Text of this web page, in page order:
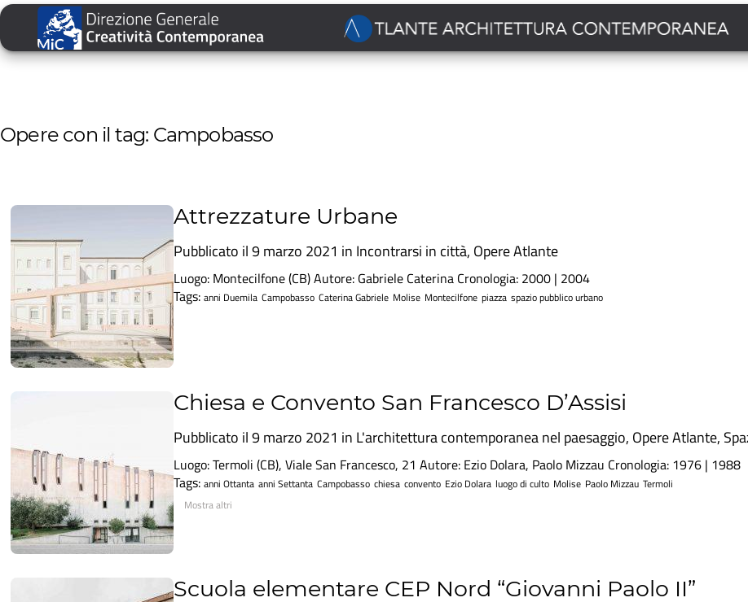
Opere con il tag: Campobasso
Attrezzature Urbane
Pubblicato il 9 marzo 2021 in Incontrarsi in città, Opere Atlante
Luogo: Montecilfone (CB) Autore: Gabriele Caterina Cronologia: 2000 | 2004
Tags: anni Duemila Campobasso Caterina Gabriele Molise Montecilfone piazza spazio pubblico urbano
Chiesa e Convento San Francesco D’Assisi
Pubblicato il 9 marzo 2021 in L'architettura contemporanea nel paesaggio, Opere Atlante,
Luogo: Termoli (CB), Viale San Francesco, 21 Autore: Ezio Dolara, Paolo Mizzau Cronologia: 1976 | 1988
Tags: anni Ottanta anni Settanta Campobasso chiesa convento Ezio Dolara luogo di culto Molise Paolo Mizzau Termoli
Mostra altri
Scuola elementare CEP Nord “Giovanni Paolo II”